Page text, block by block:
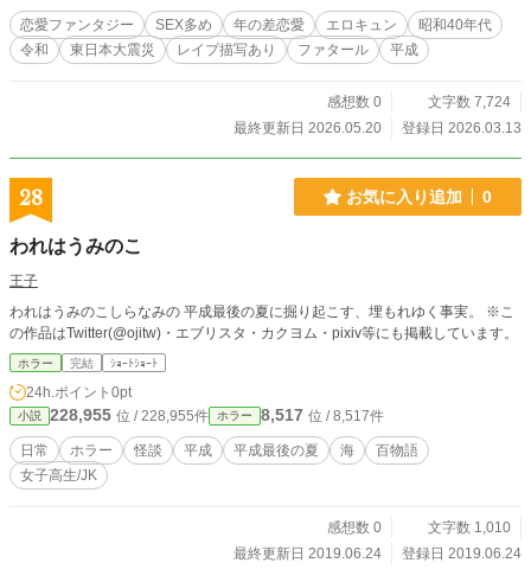
恋愛ファンタジー SEX多め 年の差恋愛 エロキュン
昭和40年代
令和
東日本大震災 レイプ描写あり ファタール 平成
感想数 0
文字数 7,724
最終更新日 2026.05.20
登録日 2026.03.13
28 お気に入り追加 0
われはうみのこ
王子
われはうみのこしらなみの 平成最後の夏に掘り起こす、埋もれゆく事実。 ※こ
の作品はTwitter(@ojitw)・エブリスタ・カクヨム・pixiv等にも掲載しています。
ホラー 完結 ｼｮｰﾄｼｮｰﾄ
24h.ポイント 0pt
小説 228,955 位 / 228,955件 ホラー 8,517 位 / 8,517件
日常 ホラー 怪談 平成 平成最後の夏 海
百物語
女子高生/JK
感想数 0
文字数 1,010
最終更新日 2019.06.24
登録日 2019.06.24